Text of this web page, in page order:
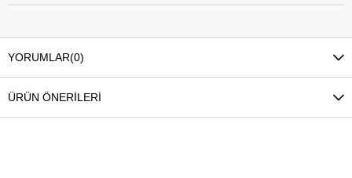
YORUMLAR(0)
ÜRÜN ÖNERILERI